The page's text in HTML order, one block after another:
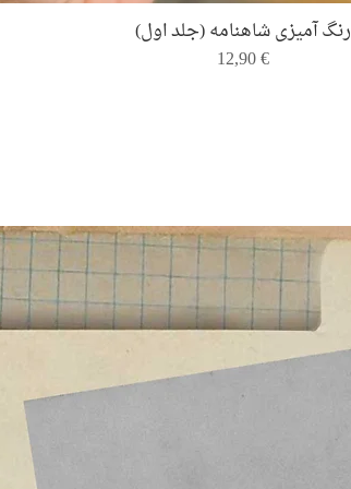
Quick View
رنگ ‌آمیزی شاهنامه (جلد اول)
Price
12,90 €